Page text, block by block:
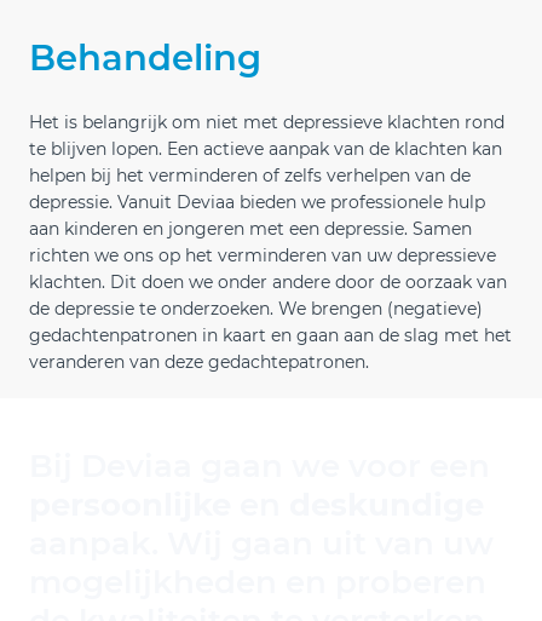
Behandeling
Het is belangrijk om niet met depressieve klachten rond
te blijven lopen. Een actieve aanpak van de klachten kan
helpen bij het verminderen of zelfs verhelpen van de
depressie. Vanuit Deviaa bieden we professionele hulp
aan kinderen en jongeren met een depressie. Samen
richten we ons op het verminderen van uw depressieve
klachten. Dit doen we onder andere door de oorzaak van
de depressie te onderzoeken. We brengen (negatieve)
gedachtenpatronen in kaart en gaan aan de slag met het
veranderen van deze gedachtepatronen.